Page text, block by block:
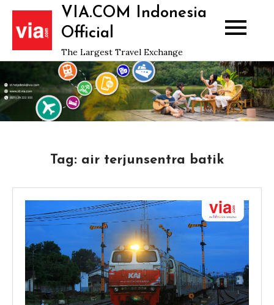
Skip
content
VIA.COM Indonesia
Official
The Largest Travel Exchange
Tag: air terjunsentra batik